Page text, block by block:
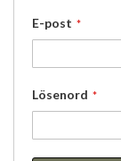
E-post
Lösenord